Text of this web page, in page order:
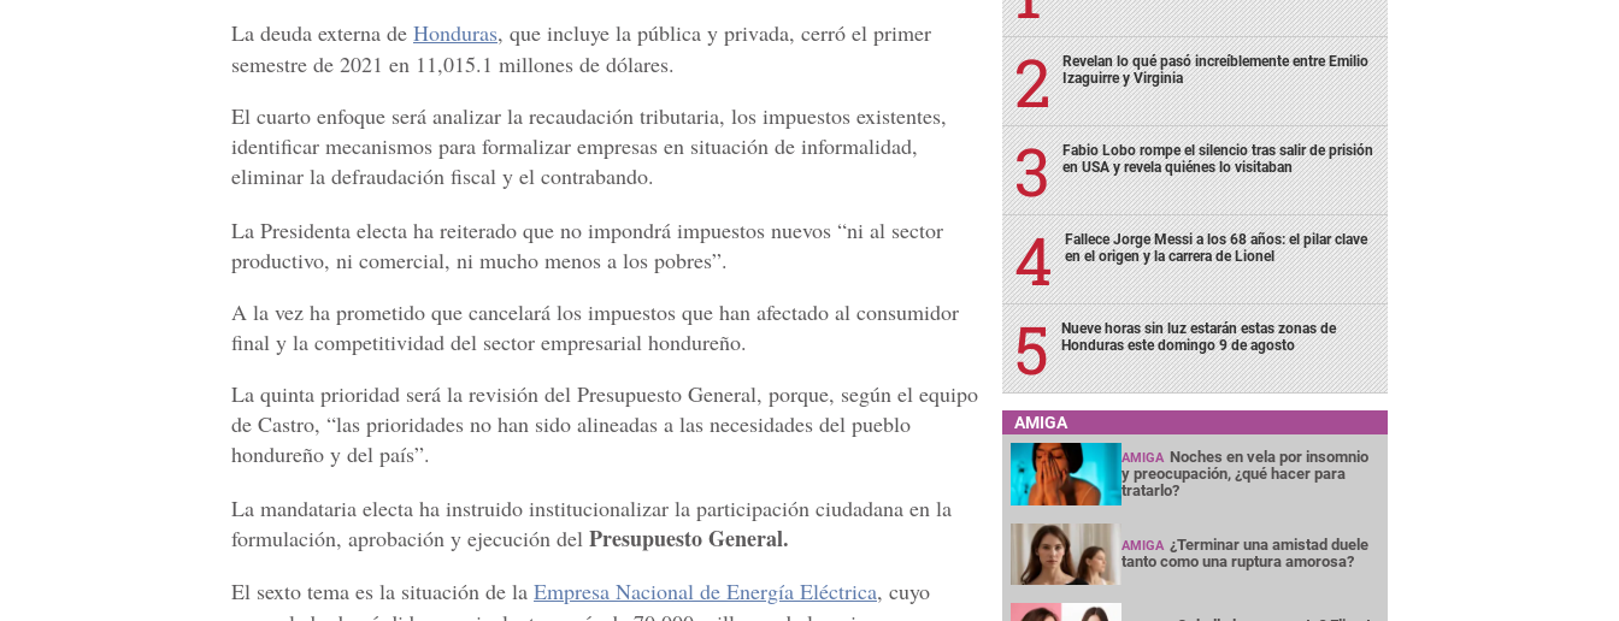
La deuda externa de Honduras, que incluye la pública y privada, cerró el primer
semestre de 2021 en 11,015.1 millones de dólares.
El cuarto enfoque será analizar la recaudación tributaria, los impuestos existentes,
identificar mecanismos para formalizar empresas en situación de informalidad,
eliminar la defraudación fiscal y el contrabando.
La Presidenta electa ha reiterado que no impondrá impuestos nuevos “ni al sector
productivo, ni comercial, ni mucho menos a los pobres”.
A la vez ha prometido que cancelará los impuestos que han afectado al consumidor
final y la competitividad del sector empresarial hondureño.
La quinta prioridad será la revisión del Presupuesto General, porque, según el equipo
de Castro, “las prioridades no han sido alineadas a las necesidades del pueblo
hondureño y del país”.
La mandataria electa ha instruido institucionalizar la participación ciudadana en la
formulación, aprobación y ejecución del Presupuesto General.
El sexto tema es la situación de la Empresa Nacional de Energía Eléctrica, cuyo
Revelan lo qué pasó increíblemente entre Emilio
Izaguirre y Virginia
Fabio Lobo rompe el silencio tras salir de prisión
en USA y revela quiénes lo visitaban
Fallece Jorge Messi a los 68 años: el pilar clave
en el origen y la carrera de Lionel
Nueve horas sin luz estarán estas zonas de
Honduras este domingo 9 de agosto
AMIGA
AMIGA Noches en vela por insomnio
y preocupación, ¿qué hacer para
tratarlo?
AMIGA ¿Terminar una amistad duele
tanto como una ruptura amorosa?